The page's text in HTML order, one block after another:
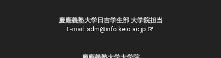
慶應義塾大学日吉学生部 大学院担当
E-mail: sdm@info.keio.ac.jp